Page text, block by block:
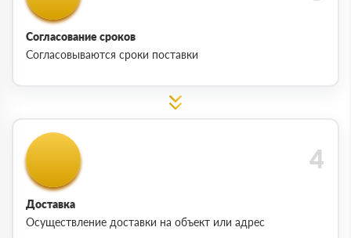
Согласование сроков
Согласовываются сроки поставки
Доставка
Осуществление доставки на объект или адрес